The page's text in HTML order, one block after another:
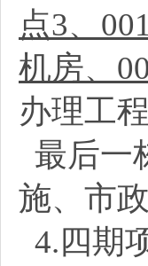
点3、
机房、
办理工
最后一
施、市
4.四期